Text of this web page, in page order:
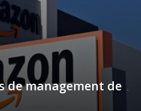
de management de